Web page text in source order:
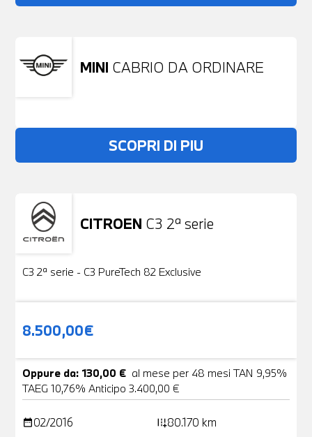
MINI CABRIO DA ORDINARE
SCOPRI DI PIU
CITROEN C3 2ª serie
Usato
C3 2ª serie - C3 PureTech 82 Exclusive
8.500,00€
Oppure da: 130,00 € al mese per 48 mesi TAN 9,95%
TAEG 10,76% Anticipo 3.400,00 €
date_range02/2016 add_road80.170 km